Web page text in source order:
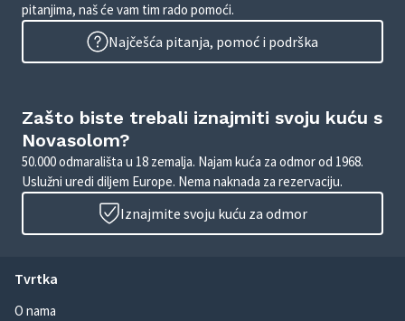
pitanjima, naš će vam tim rado pomoći.
Najčešća pitanja, pomoć i podrška
Zašto biste trebali iznajmiti svoju kuću s
Novasolom?
50.000 odmarališta u 18 zemalja. Najam kuća za odmor od 1968.
Uslužni uredi diljem Europe. Nema naknada za rezervaciju.
Iznajmite svoju kuću za odmor
Tvrtka
O nama